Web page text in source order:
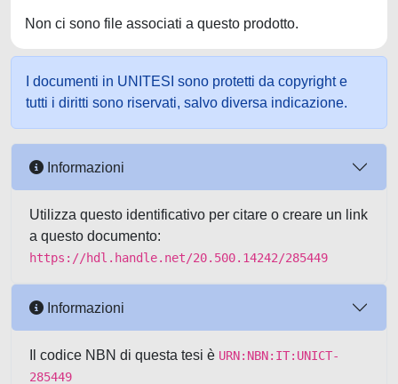
Non ci sono file associati a questo prodotto.
I documenti in UNITESI sono protetti da copyright e
tutti i diritti sono riservati, salvo diversa indicazione.
Informazioni
Utilizza questo identificativo per citare o creare un link
a questo documento:
https://hdl.handle.net/20.500.14242/285449
Informazioni
Il codice NBN di questa tesi è URN:NBN:IT:UNICT-
285449